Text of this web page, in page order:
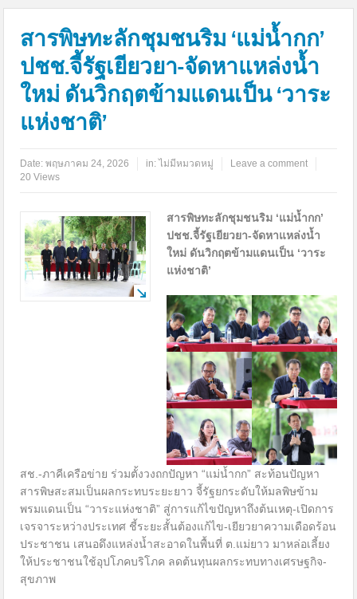
สารพิษทะลักชุมชนริม ‘แม่น้ำกก’
ปชช.จี้รัฐเยียวยา-จัดหาแหล่งน้ำ
ใหม่ ดันวิกฤตข้ามแดนเป็น ‘วาระ
แห่งชาติ’
Date:พฤษภาคม 24, 2026 in:ไม่มีหมวดหมู่
Leave a comment
20 Views
สารพิษทะลักชุมชนริม ‘แม่น้ำกก’
ปชช.จี้รัฐเยียวยา-จัดหาแหล่งน้ำ
ใหม่ ดันวิกฤตข้ามแดนเป็น ‘วาระ
แห่งชาติ’
สช.-ภาคีเครือข่าย ร่วมตั้งวงถกปัญหา “แม่น้ำกก” สะท้อนปัญหา
สารพิษสะสมเป็นผลกระทบระยะยาว จี้รัฐยกระดับให้มลพิษข้าม
พรมแดนเป็น “วาระแห่งชาติ” สู่การแก้ไขปัญหาถึงต้นเหตุ-เปิดการ
เจรจาระหว่างประเทศ ชี้ระยะสั้นต้องแก้ไข-เยียวยาความเดือดร้อน
ประชาชน เสนอดึงแหล่งน้ำสะอาดในพื้นที่ ต.แม่ยาว มาหล่อเลี้ยง
ให้ประชาชนใช้อุปโภคบริโภค ลดต้นทุนผลกระทบทางเศรษฐกิจ-
สุขภาพ